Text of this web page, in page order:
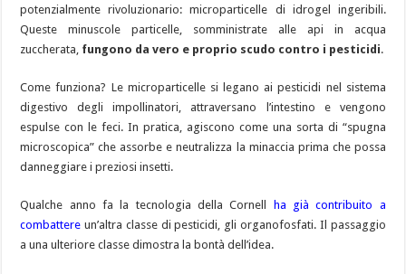
potenzialmente rivoluzionario: microparticelle di idrogel ingeribili.
Queste minuscole particelle, somministrate alle api in acqua
zuccherata, fungono da vero e proprio scudo contro i pesticidi.
Come funziona? Le microparticelle si legano ai pesticidi nel sistema
digestivo degli impollinatori, attraversano l’intestino e vengono
espulse con le feci. In pratica, agiscono come una sorta di “spugna
microscopica” che assorbe e neutralizza la minaccia prima che possa
danneggiare i preziosi insetti.
Qualche anno fa la tecnologia della Cornell
ha già contribuito a
combattere un’altra classe di pesticidi, gli organofosfati. Il passaggio
a una ulteriore classe dimostra la bontà dell’idea.